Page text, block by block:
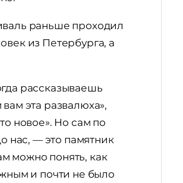
раньше проходил
из Петербурга, а
рассказываешь
эта развалюха»,
новое». Но сам по
нас, — это памятник
можно понять, как
и почти не было